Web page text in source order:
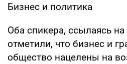
Бизнес и политика
Оба спикера, ссылаясь
отметили, что бизнес и
общество нацелены на